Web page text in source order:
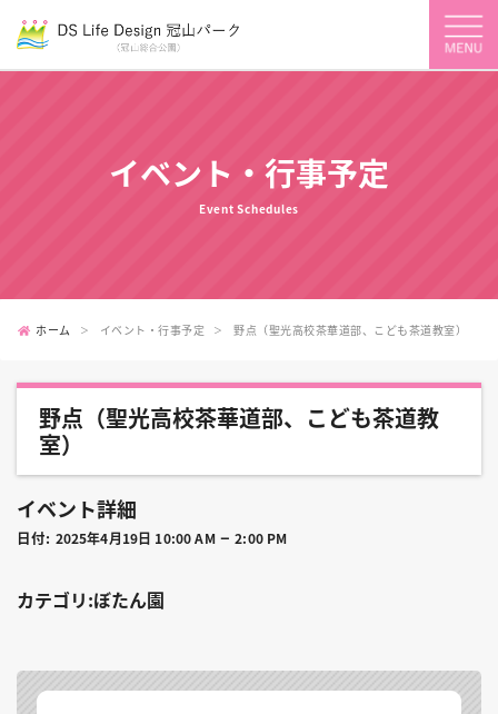
イベント・行事予定
Event Schedules
ホーム イベント・行事予定 野点（聖光高校茶華道部、こども茶道教室）
野点（聖光高校茶華道部、こども茶道教
室）
イベント詳細
日付: 2025年4月19日 10:00 AM–2:00 PM
カテゴリ:ぼたん園